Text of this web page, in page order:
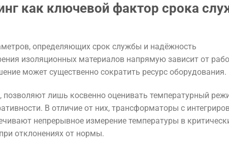
как ключевой фактор срока
определяющих срок службы и надёжность
изоляционных материалов напрямую зависит от
может существенно сократить ресурс оборудования.
лишь косвенно оценивать температурный
В отличие от них, трансформаторы с
непрерывное измерение температуры в
отклонениях от нормы.